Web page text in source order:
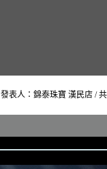
發表人：錦泰珠寶 漢民店 /